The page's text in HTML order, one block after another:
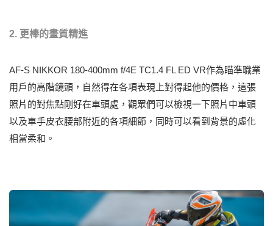
2. 更棒的畫質精進
AF-S NIKKOR 180-400mm f/4E TC1.4 FL ED VR作為瞄準職業
用戶的高階鏡頭，自然得在各項表現上對得起他的價格，這張
照片的對焦點剛好在車頭處，觀眾們可以檢視一下照片中車頭
以及車手皮衣腰部附近的各項細節，同時可以看到背景的虛化
相當柔和。